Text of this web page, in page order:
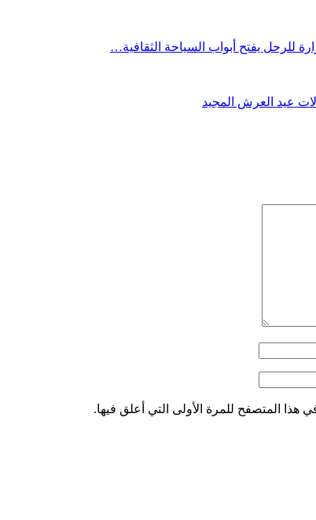
للرحل يفتح أبواب السياحة الثقافية…
عيد العرش المجيد
هذا المتصفح للمرة الأولى التي أعلق فيها.